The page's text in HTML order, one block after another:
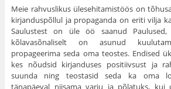
Meie rahvuslikus ülesehitamistöös on
kirjanduspõllul ja propaganda on eriti vilja
Saulustest on üle öö saanud
kõlavasõnaliselt on asunud
propageerima seda oma teostes. Endised
kes nõudsid kirjanduses positiivsust ja
suunda ning teostasid seda ka oma
tänapäeval niisama varju ja põlatuks, kui